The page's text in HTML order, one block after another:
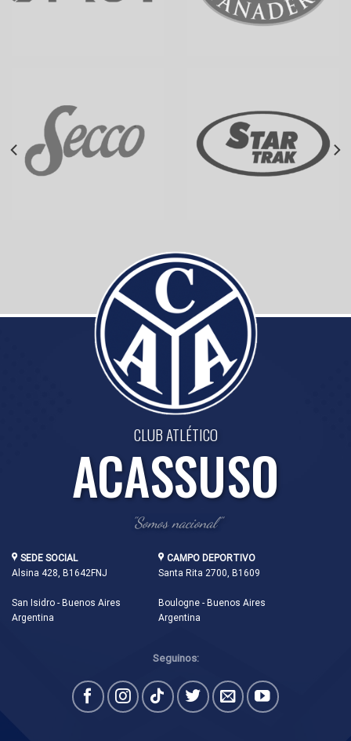
CLUB ATLÉTICO
ACASSUSO
"Somos nacional"
SEDE SOCIAL
Alsina 428, B1642FNJ
San Isidro - Buenos Aires
Argentina
CAMPO DEPORTIVO
Santa Rita 2700, B1609
Boulogne - Buenos Aires
Argentina
Seguinos: